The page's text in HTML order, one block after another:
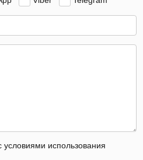
использования